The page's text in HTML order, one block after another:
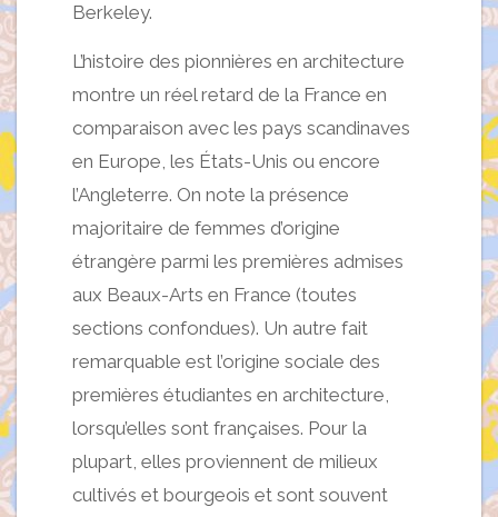
Berkeley.
L’histoire des pionnières en architecture
montre un réel retard de la France en
comparaison avec les pays scandinaves
en Europe, les États-Unis ou encore
l’Angleterre. On note la présence
majoritaire de femmes d’origine
étrangère parmi les premières admises
aux Beaux-Arts en France (toutes
sections confondues). Un autre fait
remarquable est l’origine sociale des
premières étudiantes en architecture,
lorsqu’elles sont françaises. Pour la
plupart, elles proviennent de milieux
cultivés et bourgeois et sont souvent